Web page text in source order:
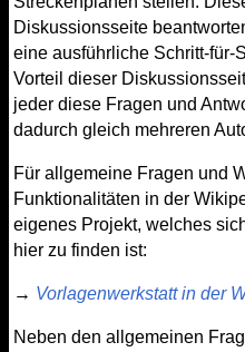
Diskussionsseite
eine ausführliche Schritt-für-
Vorteil dieser
jeder diese Fragen und
dadurch gleich mehreren
Für allgemeine Fragen und
Funktionalitäten in der
eigenes Projekt, welches
hier zu finden ist:
→ Vorlagenwerkstatt in der
Neben den allgemeinen